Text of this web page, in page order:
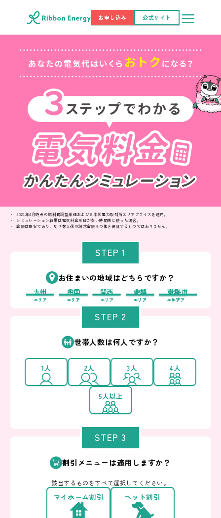
お申し込み 公式サイト
2024年4月時点の燃料費調整単価および日本卸電力取引所エリアプライスを適用。
シミュレーション結果は電気料金単価が安い時間帯に使った場合。
金額は目安であり、切り替え後の請求金額その他を保証するものではありません。
STEP 1
お住まいの地域はどちらですか？
北海道
エリア
東北
エリア
東京
エリア
中部
エリア
北陸
エリア
関西
エリア
中国
エリア
四国
エリア
九州
エリア
STEP 2
世帯人数は何人ですか？
1人 2人 3人 4人
5人以上
STEP 3
割引メニューは適用しますか？
該当するものをすべて選択してください。
マイホーム割引 ペット割引